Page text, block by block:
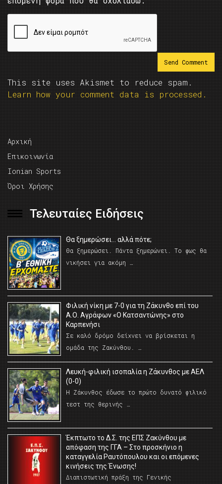
This site uses Akismet to reduce spam.
Learn how your comment data is processed.
Αρχική
Επικοινωνία
Ionian Sports
Όροι Χρήσης
Τελευταίες Ειδήσεις
Θα ξημερώσει… αλλά πότε;
Θα ξημερώσει. Πάντα ξημερώνει. Το φως θα
νικήσει για ακόμη …
Φιλική νίκη με 7-0 για τη Ζάκυνθο επί του
Α.Ο. Αγράφων «Ο Κατσαντώνης» στο
Καρπενήσι
Σε καλό δρόμο δείχνει να βρίσκεται η
ομάδα της Ζακύνθου. …
Λευκή-φιλική ισοπαλία η Ζάκυνθος με ΑΕΛ
(0-0)
Η Ζάκυνθος έδωσε το πρώτο δυνατό φιλικό
τεστ της θερινής …
Έκπτωτο το Δ.Σ. της ΕΠΣ Ζακύνθου με
απόφαση της ΓΓΑ – Στο προσκήνιο η
καταγγελία Ραυτόπουλου και οι επόμενες
κινήσεις της Ένωσης!
Διαπιστωτική πράξη της Γενικής